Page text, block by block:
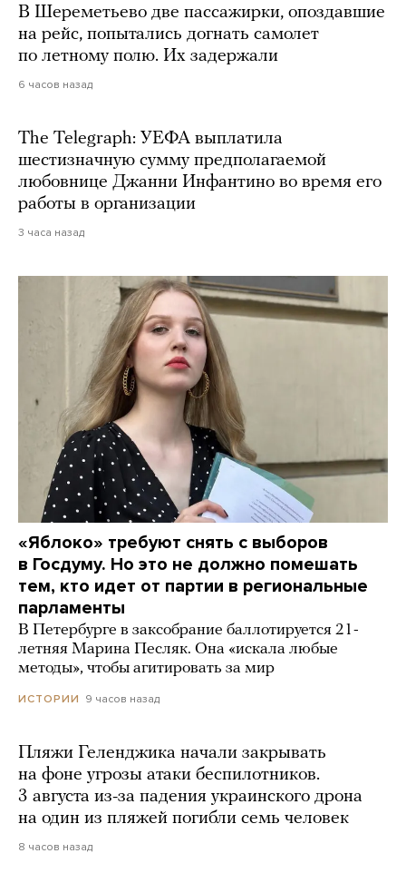
В Шереметьево две пассажирки, опоздавшие
на рейс, попытались догнать самолет
по летному полю. Их задержали
6 часов назад
The Telegraph: УЕФА выплатила
шестизначную сумму предполагаемой
любовнице Джанни Инфантино во время его
работы в организации
3 часа назад
«Яблоко» требуют снять с выборов
в Госдуму. Но это не должно помешать
тем, кто идет от партии в региональные
парламенты
В Петербурге в заксобрание баллотируется 21-
летняя Марина Песляк. Она «искала любые
методы», чтобы агитировать за мир
ИСТОРИИ 9 часов назад
Пляжи Геленджика начали закрывать
на фоне угрозы атаки беспилотников.
3 августа из-за падения украинского дрона
на один из пляжей погибли семь человек
8 часов назад